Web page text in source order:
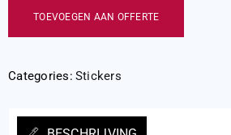
TOEVOEGEN AAN OFFERTE
Categories: Stickers